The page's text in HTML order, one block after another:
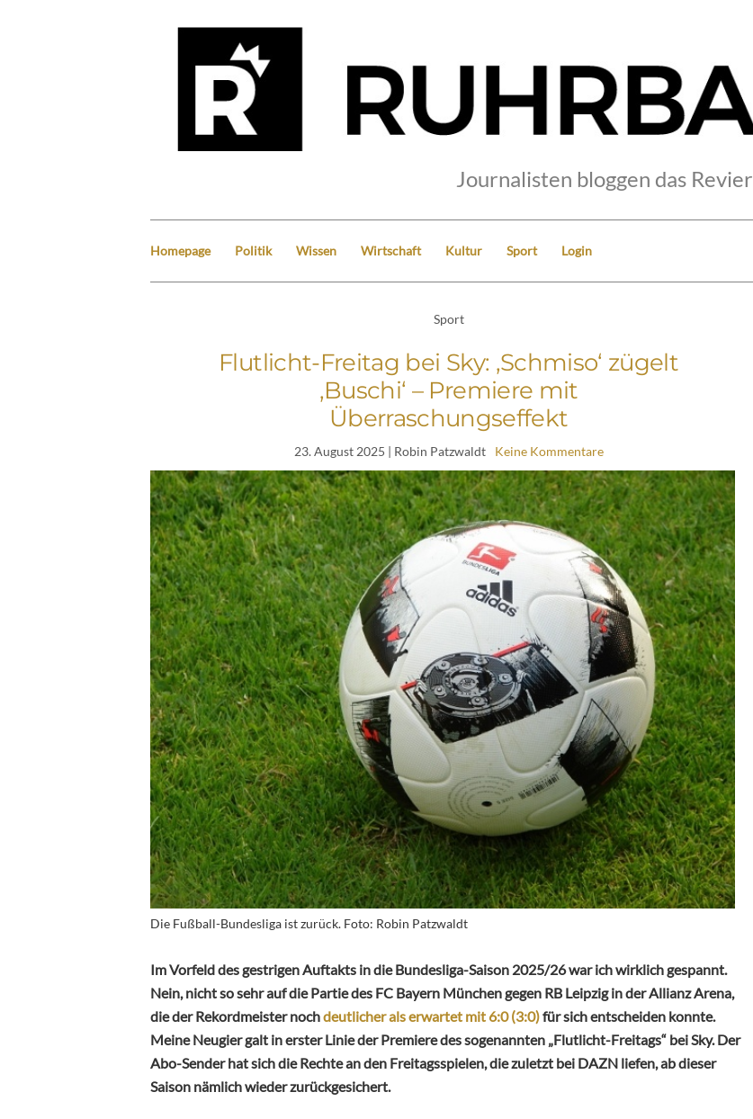
Journalisten bloggen das Revier
Homepage Politik Wissen Wirtschaft Kultur Sport Login
Sport
Flutlicht-Freitag bei Sky: ‚Schmiso‘ zügelt
‚Buschi‘ – Premiere mit
Überraschungseffekt
23. August 2025 | Robin Patzwaldt Keine Kommentare
Die Fußball-Bundesliga ist zurück. Foto: Robin Patzwaldt
Im Vorfeld des gestrigen Auftakts in die Bundesliga-Saison 2025/26 war ich wirklich gespannt.
Nein, nicht so sehr auf die Partie des FC Bayern München gegen RB Leipzig in der Allianz Arena,
die der Rekordmeister nochdeutlicher als erwartet mit 6:0 (3:0)für sich entscheiden konnte.
Meine Neugier galt in erster Linie der Premiere des sogenannten „Flutlicht-Freitags“ bei Sky. Der
Abo-Sender hat sich die Rechte an den Freitagsspielen, die zuletzt bei DAZN liefen, ab dieser
Saison nämlich wieder zurückgesichert.